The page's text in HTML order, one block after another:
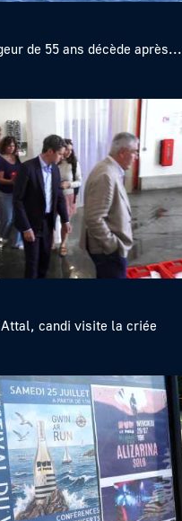
de 55 ans décède après...
candi visite la criée